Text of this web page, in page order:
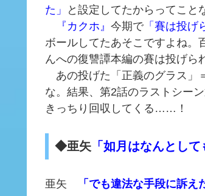
た」
と設定してたからってこ
『カクホ』 今期で「賽は投げ
ボールしてたあそこですよね。
んへの復讐譚本編の賽は投げら
あの投げた「正義のグラス」
な。結果、第2話のラストシー
きっちり回収してくる……！
◆亜矢 「如月はなんとして
亜矢 「でも違法な手段に訴